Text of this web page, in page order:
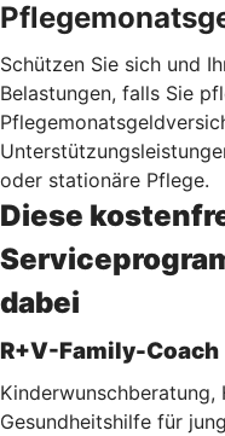
Schützen Sie sich und
Belastungen, falls Sie
oder stationäre Pflege.
Diese
dabei
R+V-Family-Coach
Gesundheitshilfe für